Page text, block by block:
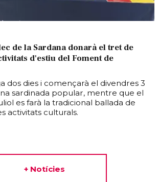
de la Sardana donarà el tret de
d'estiu del Foment de
dos dies i començarà el divendres 3
sardinada popular, mentre que el
es farà la tradicional ballada de
activitats culturals.
+ Notícies